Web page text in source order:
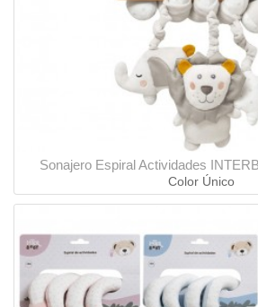
Sonajero Espiral Actividades
Color Único